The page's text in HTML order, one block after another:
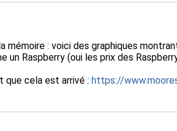
mémoire : voici des graphiques
un Raspberry (oui les prix des
que cela est arrivé : https://